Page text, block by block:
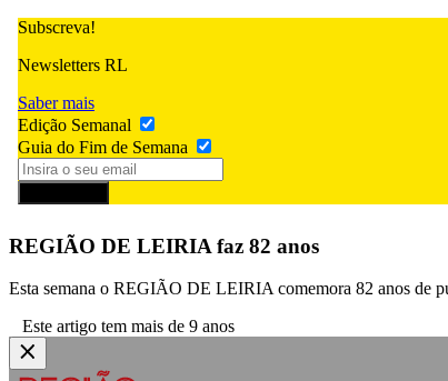
Subscreva!
Newsletters RL
Saber mais
Edição Semanal
Guia do Fim de Semana
REGIÃO DE LEIRIA faz 82 anos
Esta semana o REGIÃO DE LEIRIA comemora 82 anos de
Este artigo tem mais de 9 anos